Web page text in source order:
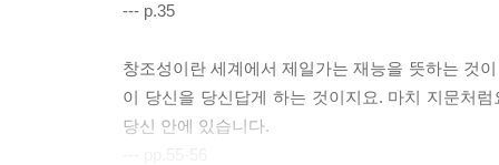
--- p.35
창조성이란 세계에서 제일가는 재능을 뜻하는 것
이 당신을 당신답게 하는 것이지요. 마치 지문처
당신 안에 있습니다.